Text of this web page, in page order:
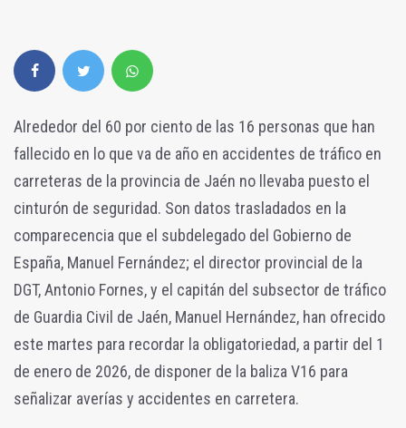
Alrededor del 60 por ciento de las 16 personas que han
fallecido en lo que va de año en accidentes de tráfico en
carreteras de la provincia de Jaén no llevaba puesto el
cinturón de seguridad. Son datos trasladados en la
comparecencia que el subdelegado del Gobierno de
España, Manuel Fernández; el director provincial de la
DGT, Antonio Fornes, y el capitán del subsector de tráfico
de Guardia Civil de Jaén, Manuel Hernández, han ofrecido
este martes para recordar la obligatoriedad, a partir del 1
de enero de 2026, de disponer de la baliza V16 para
señalizar averías y accidentes en carretera.